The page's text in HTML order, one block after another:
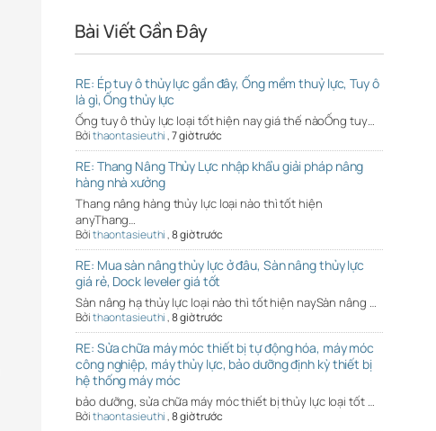
Bài Viết Gần Đây
RE: Ép tuy ô thủy lực gần đây, Ống mềm thuỷ lực, Tuy ô
là gì, Ống thủy lực
Ống tuy ô thủy lực loại tốt hiện nay giá thế nàoỐng tuy…
Bởithaontasieuthi,7 giờ trước
RE: Thang Nâng Thủy Lực nhập khẩu giải pháp nâng
hàng nhà xưởng
Thang nâng hàng thủy lực loại nào thì tốt hiện
anyThang…
Bởithaontasieuthi,8 giờ trước
RE: Mua sàn nâng thủy lực ở đâu, Sàn nâng thủy lực
giá rẻ, Dock leveler giá tốt
Sàn nâng hạ thủy lực loại nào thì tốt hiện naySàn nâng …
Bởithaontasieuthi,8 giờ trước
RE: Sửa chữa máy móc thiết bị tự động hóa, máy móc
công nghiệp, máy thủy lực, bảo dưỡng định kỳ thiết bị
hệ thống máy móc
bảo dưỡng, sửa chữa máy móc thiết bị thủy lực loại tốt …
Bởithaontasieuthi,8 giờ trước